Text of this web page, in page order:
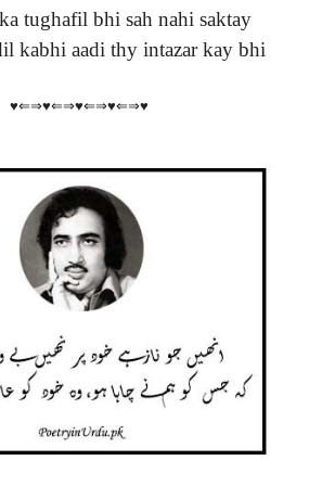
tughafil bhi sah nahi saktay
kabhi aadi thy intazar kay bhi
♥⇐⇒♥⇐⇒♥⇐⇒♥⇐⇒♥